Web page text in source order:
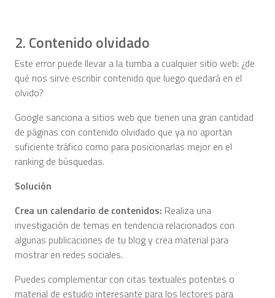
2. Contenido olvidado
Este error puede llevar a la tumba a cualquier sitio web: ¿de
qué nos sirve escribir contenido que luego quedará en el
olvido?
Google sanciona a sitios web que tienen una gran cantidad
de páginas con contenido olvidado que ya no aportan
suficiente tráfico como para posicionarlas mejor en el
ranking de búsquedas.
Solución
Crea un calendario de contenidos: Realiza una
investigación de temas en tendencia relacionados con
algunas publicaciones de tu blog y crea material para
mostrar en redes sociales.
Puedes complementar con citas textuales potentes o
material de estudio interesante para los lectores para